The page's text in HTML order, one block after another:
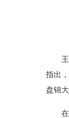
指出
盘锦大